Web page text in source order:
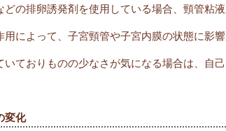
どの排卵誘発剤を使用している場合、頸管粘
用によって、子宮頸管や子宮内膜の状態に影
いておりものの少なさが気になる場合は、自
変化